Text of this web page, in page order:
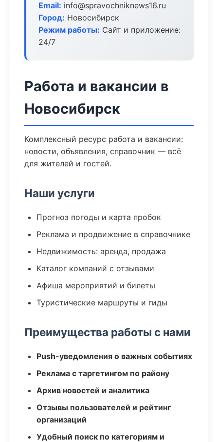
Email: info@spravochniknews16.ru
Город: Новосибирск
Режим работы: Сайт и приложение:
24/7
Работа и вакансии в
Новосибирск
Комплексный ресурс работа и вакансии:
новости, объявления, справочник — всё
для жителей и гостей.
Наши услуги
Прогноз погоды и карта пробок
Реклама и продвижение в справочнике
Недвижимость: аренда, продажа
Каталог компаний с отзывами
Афиша мероприятий и билеты
Туристические маршруты и гиды
Преимущества работы с нами
Push-уведомления о важных событиях
Реклама с таргетингом по району
Архив новостей и аналитика
Отзывы пользователей и рейтинг
организаций
Удобный поиск по категориям и